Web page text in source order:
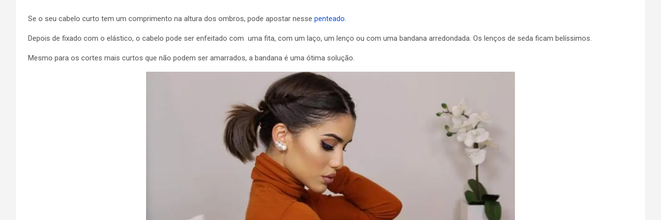
Se o seu cabelo curto tem um comprimento na altura dos ombros, pode apostar nesse penteado.
Depois de fixado com o elástico, o cabelo pode ser enfeitado com uma fita, com um laço, um lenço ou com uma bandana arredondada. Os lenços de seda ficam belíssimos.
Mesmo para os cortes mais curtos que não podem ser amarrados, a bandana é uma ótima solução.